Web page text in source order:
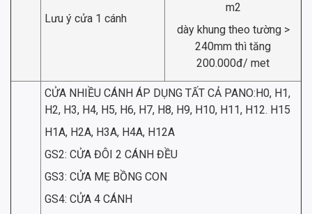
Lưu ý cửa 1 cánh
m2
dày khung theo tường >
240mm thì tăng
200.000đ/ met
CỬA NHIỀU CÁNH ÁP DỤNG TẤT CẢ PANO:H0, H1,
H2, H3, H4, H5, H6, H7, H8, H9, H10, H11, H12. H15
H1A, H2A, H3A, H4A, H12A
GS2: CỬA ĐÔI 2 CÁNH ĐỀU
GS3: CỬA MẸ BỒNG CON
GS4: CỬA 4 CÁNH